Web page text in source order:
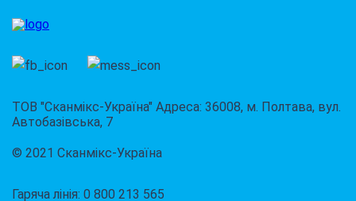
ТОВ "Сканмікс-Україна" Адреса: 36008, м. Полтава, вул.
Автобазівська, 7
© 2021 Сканмікс-Україна
Гаряча лінія: 0 800 213 565